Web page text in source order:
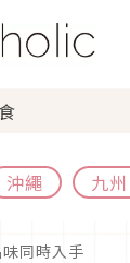
沖繩 九州
同時入手